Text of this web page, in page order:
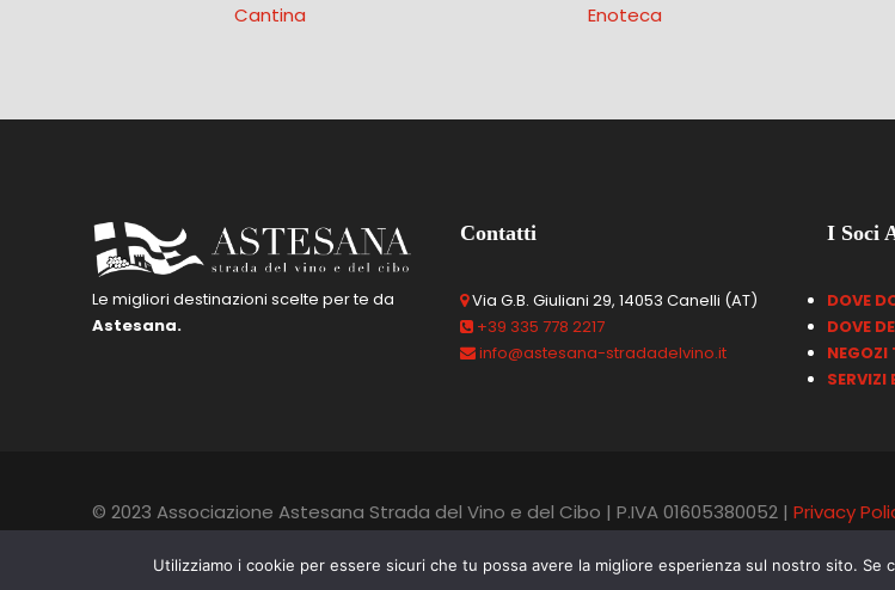
Cantina Enoteca
Le migliori destinazioni scelte per te da
Astesana.
Contatti
Via G.B. Giuliani 29, 14053 Canelli (AT)
+39 335 778 2217
info@astesana-stradadelvino.it
I Soci
DOVE
DOVE
NEGOZI
SERVIZI
© 2023 Associazione Astesana Strada del Vino e del Cibo | P.IVA 01605380052 | Privacy
Utilizziamo i cookie per essere sicuri che tu possa avere la migliore esperienza sul nostro sito.